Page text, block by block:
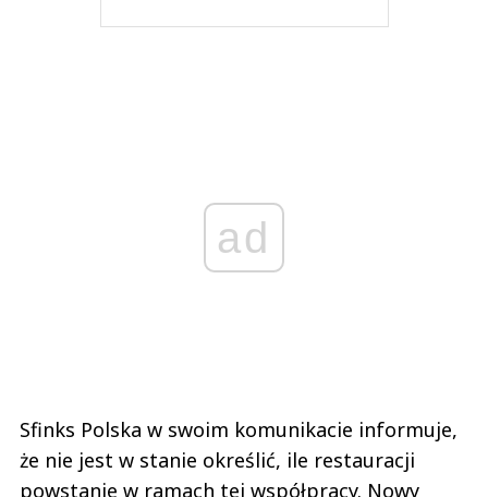
ad
Sfinks Polska w swoim komunikacie informuje,
że nie jest w stanie określić, ile restauracji
powstanie w ramach tej współpracy. Nowy